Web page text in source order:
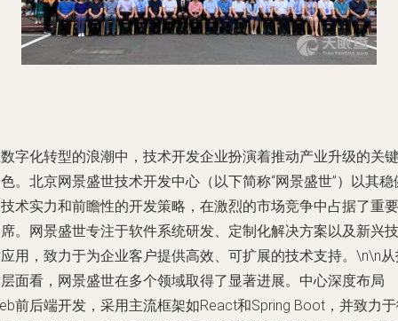
字化转型的浪潮中，技术开发企业扮演着推动产业升级的关键
。北京网景盛世技术开发中心（以下简称“网景盛世”）以其稳
术实力和前瞻性的开发策略，在激烈的市场竞争中占据了重要
。网景盛世专注于软件系统研发、定制化解决方案以及新兴技
用，致力于为企业客户提供高效、可扩展的技术支持。\n\n
面看，网景盛世在多个领域取得了显著进展。中心深度布局
前后端开发，采用主流框架如React和Spring Boot，并致力